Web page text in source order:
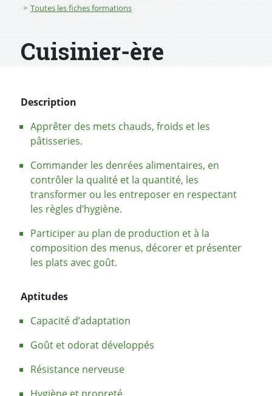
Toutes les fiches formations
Cuisinier-ère
Description
Apprêter des mets chauds, froids et les
pâtisseries.
Commander les denrées alimentaires, en
contrôler la qualité et la quantité, les
transformer ou les entreposer en respectant
les règles d’hygiène.
Participer au plan de production et à la
composition des menus, décorer et présenter
les plats avec goût.
Aptitudes
Capacité d’adaptation
Goût et odorat développés
Résistance nerveuse